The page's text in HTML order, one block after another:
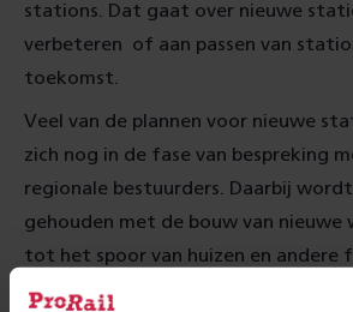
stations. Dat gaat over nieuwe
verbeteren of aan passen van
toekomst.
Veel van de plannen voor nieuwe
zich nog in de fase van bespreking
regionale bestuurders. Daarbij
gehouden met de bouw van nieuwe
tot het spoor van huizen en andere
Stations die op korte termijn